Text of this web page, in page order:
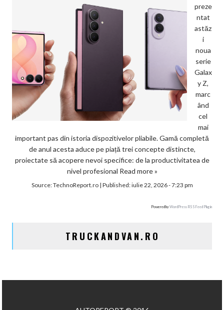
preze
ntat
astăz
i
noua
serie
Galax
y Z,
marc
ând
cel
mai
important pas din istoria dispozitivelor pliabile. Gamă completă
de anul acesta aduce pe piață trei concepte distincte,
proiectate să acopere nevoi specifice: de la productivitatea de
nivel profesional Read more »
Source:TechnoReport.ro| Published:iulie 22, 2026 - 7:23 pm
Powered byWordPress RSS Feed Plugin
TRUCKANDVAN.RO